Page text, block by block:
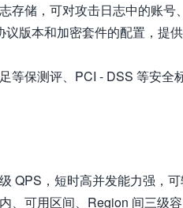
存储，可对攻击日志中的账
版本和加密套件的配置，提
等保测评、PCI - DSS 等安
QPS，短时高并发能力强，
、可用区间、Region 间三级